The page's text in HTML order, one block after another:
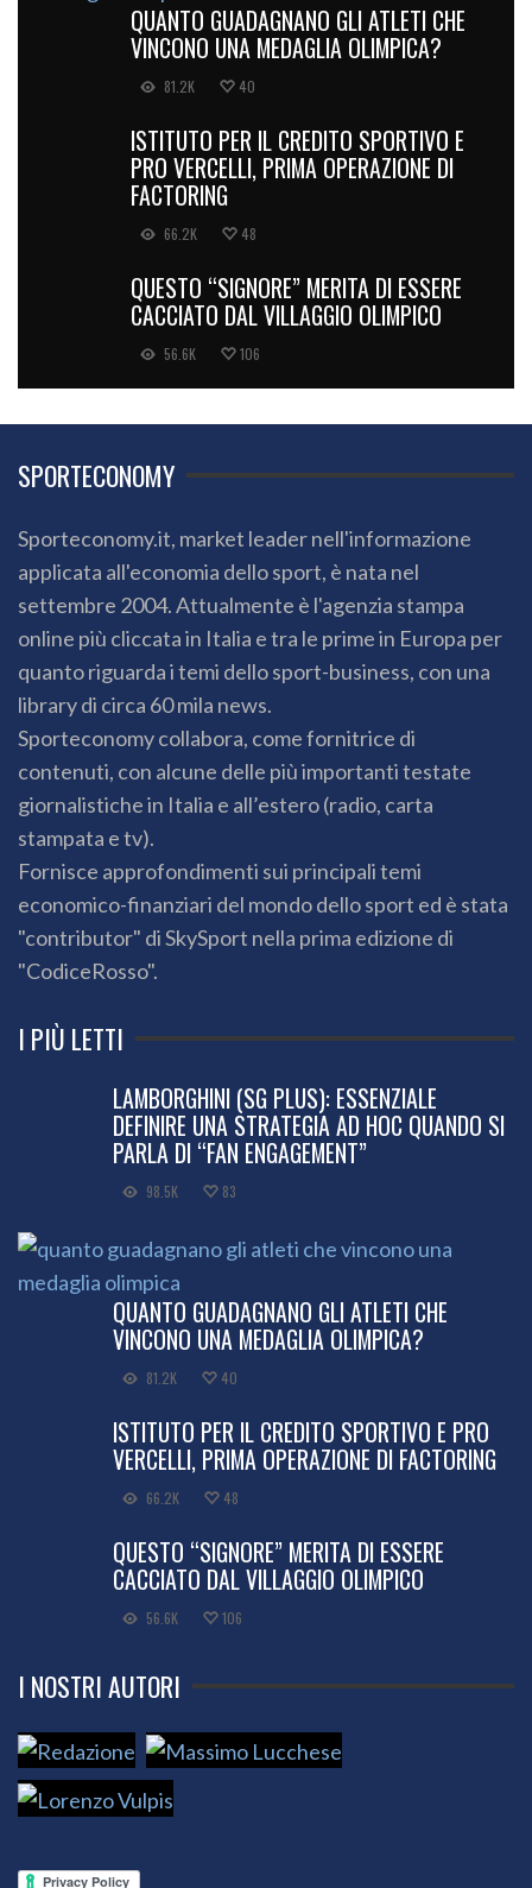
QUANTO GUADAGNANO GLI ATLETI CHE
VINCONO UNA MEDAGLIA OLIMPICA?
81.2K 40
ISTITUTO PER IL CREDITO SPORTIVO E
PRO VERCELLI, PRIMA OPERAZIONE DI
FACTORING
66.2K 48
QUESTO “SIGNORE” MERITA DI ESSERE
CACCIATO DAL VILLAGGIO OLIMPICO
56.6K 106
SPORTECONOMY
Sporteconomy.it, market leader nell'informazione
applicata all'economia dello sport, è nata nel
settembre 2004. Attualmente è l'agenzia stampa
online più cliccata in Italia e tra le prime in Europa per
quanto riguarda i temi dello sport-business, con una
library di circa 60 mila news.
Sporteconomy collabora, come fornitrice di
contenuti, con alcune delle più importanti testate
giornalistiche in Italia e all’estero (radio, carta
stampata e tv).
Fornisce approfondimenti sui principali temi
economico-finanziari del mondo dello sport ed è stata
"contributor" di SkySport nella prima edizione di
"CodiceRosso".
I PIÙ LETTI
LAMBORGHINI (SG PLUS): ESSENZIALE
DEFINIRE UNA STRATEGIA AD HOC QUANDO SI
PARLA DI “FAN ENGAGEMENT”
98.5K 83
QUANTO GUADAGNANO GLI ATLETI CHE
VINCONO UNA MEDAGLIA OLIMPICA?
81.2K 40
ISTITUTO PER IL CREDITO SPORTIVO E PRO
VERCELLI, PRIMA OPERAZIONE DI FACTORING
66.2K 48
QUESTO “SIGNORE” MERITA DI ESSERE
CACCIATO DAL VILLAGGIO OLIMPICO
56.6K 106
I NOSTRI AUTORI